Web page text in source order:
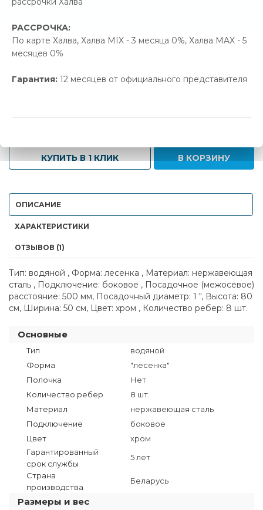
РАССРОЧКА:
По карте Халва, Халва MIX - 3 месяца 0%, Халва MAX - 5
месяцев 0%
Гарантия: 12 месяцев от официального представителя
В наличии
Новая цена Старая цена
КУПИТЬ В 1 КЛИК В КОРЗИНУ
ОПИСАНИЕ
ХАРАКТЕРИСТИКИ
ОТЗЫВОВ (1)
Тип: водяной , Форма: лесенка , Материал: нержавеющая
сталь , Подключение: боковое , Посадочное (межосевое)
расстояние: 500 мм, Посадочный диаметр: 1 ", Высота: 80
см, Ширина: 50 см, Цвет: хром , Количество ребер: 8 шт.
Основные
Тип
водяной
Форма
"лесенка"
Полочка
Нет
Количество ребер
8 шт.
Материал
нержавеющая сталь
Подключение
боковое
Цвет
хром
Гарантированный
срок службы
5 лет
Страна
производства
Беларусь
Размеры и вес